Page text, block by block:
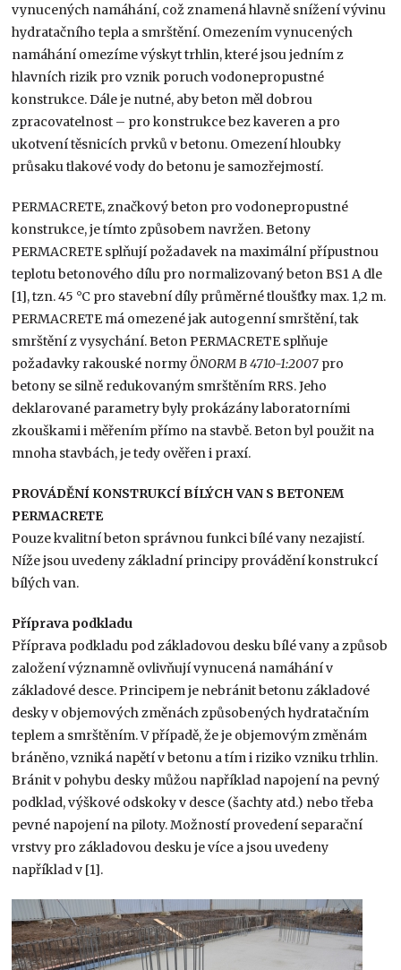
vynucených namáhání, což znamená hlavně snížení vývinu
hydratačního tepla a smrštění. Omezením vynucených
namáhání omezíme výskyt trhlin, které jsou jedním z
hlavních rizik pro vznik poruch vodonepropustné
konstrukce. Dále je nutné, aby beton měl dobrou
zpracovatelnost – pro konstrukce bez kaveren a pro
ukotvení těsnicích prvků v betonu. Omezení hloubky
průsaku tlakové vody do betonu je samozřejmostí.
PERMACRETE, značkový beton pro vodonepropustné
konstrukce, je tímto způsobem navržen. Betony
PERMACRETE splňují požadavek na maximální přípustnou
teplotu betonového dílu pro normalizovaný beton BS1 A dle
[1], tzn. 45 °C pro stavební díly průměrné tloušťky max. 1,2 m.
PERMACRETE má omezené jak autogenní smrštění, tak
smrštění z vysychání. Beton PERMACRETE splňuje
požadavky rakouské normyÖNORM B 4710-1:2007 pro
betony se silně redukovaným smrštěním RRS. Jeho
deklarované parametry byly prokázány laboratorními
zkouškami i měřením přímo na stavbě. Beton byl použit na
mnoha stavbách, je tedy ověřen i praxí.
PROVÁDĚNÍ KONSTRUKCÍ BÍLÝCH VAN S BETONEM
PERMACRETE
Pouze kvalitní beton správnou funkci bílé vany nezajistí.
Níže jsou uvedeny základní principy provádění konstrukcí
bílých van.
Příprava podkladu
Příprava podkladu pod základovou desku bílé vany a způsob
založení významně ovlivňují vynucená namáhání v
základové desce. Principem je nebránit betonu základové
desky v objemových změnách způsobených hydratačním
teplem a smrštěním. V případě, že je objemovým změnám
bráněno, vzniká napětí v betonu a tím i riziko vzniku trhlin.
Bránit v pohybu desky můžou například napojení na pevný
podklad, výškové odskoky v desce (šachty atd.) nebo třeba
pevné napojení na piloty. Možností provedení separační
vrstvy pro základovou desku je více a jsou uvedeny
například v [1].